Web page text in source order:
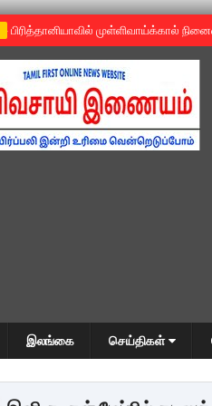
»பிரித்தானியாவில் முள்ளிவாய்க்கால்
இலங்கை செய்திகள்